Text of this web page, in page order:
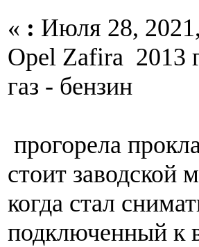
« : Июля 28,
Opel Zafira
газ - бензин
прогорела
стоит
когда стал
подключенный к